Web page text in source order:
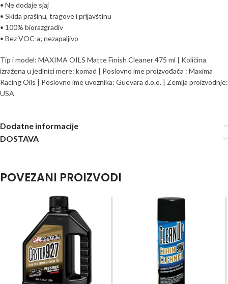
• Ne dodaje sjaj
• Skida prašinu, tragove i prljavštinu
• 100% biorazgradiv
• Bez VOC-a; nezapaljivo
Tip i model: MAXIMA OILS Matte Finish Cleaner 475 ml | Količina
izražena u jedinici mere: komad | Poslovno ime proizvođača : Maxima
Racing Oils | Poslovno ime uvoznika: Guevara d.o.o. | Zemlja proizvodnje:
USA
Dodatne informacije
DOSTAVA
POVEZANI PROIZVODI